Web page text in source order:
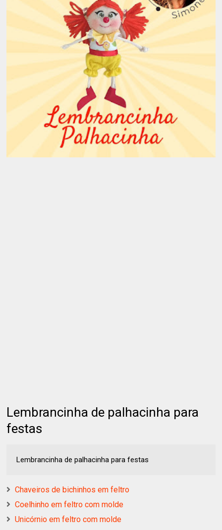
Lembrancinha de palhacinha para
festas
Lembrancinha de palhacinha para festas
Chaveiros de bichinhos em feltro
Coelhinho em feltro com molde
Unicórnio em feltro com molde